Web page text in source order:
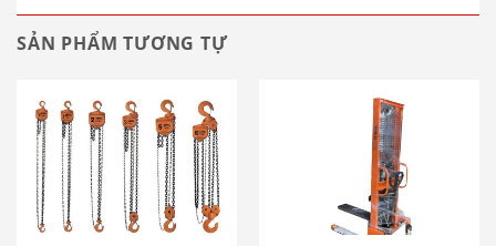
SẢN PHẨM TƯƠNG TỰ